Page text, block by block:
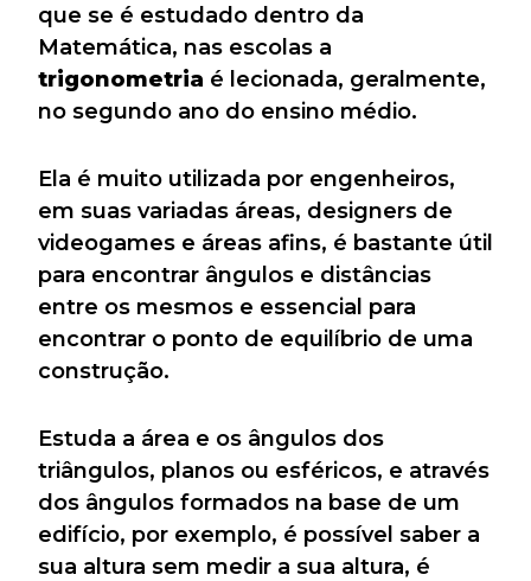
que se é estudado dentro da
Matemática, nas escolas a
trigonometria é lecionada, geralmente,
no segundo ano do ensino médio.
Ela é muito utilizada por engenheiros,
em suas variadas áreas, designers de
videogames e áreas afins, é bastante útil
para encontrar ângulos e distâncias
entre os mesmos e essencial para
encontrar o ponto de equilíbrio de uma
construção.
Estuda a área e os ângulos dos
triângulos, planos ou esféricos, e através
dos ângulos formados na base de um
edifício, por exemplo, é possível saber a
sua altura sem medir a sua altura, é